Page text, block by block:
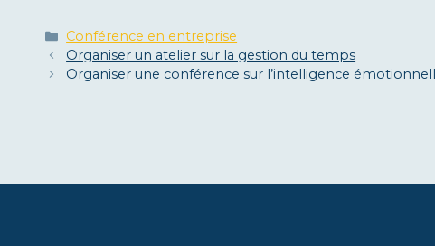
Catégories
Conférence en entreprise
Organiser un atelier sur la gestion du temps
Organiser une conférence sur l’intelligence